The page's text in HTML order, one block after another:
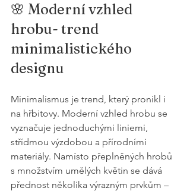
🌸 Moderní vzhled
hrobu- trend
minimalistického
designu
Minimalismus je trend, který pronikl i
na hřbitovy. Moderní vzhled hrobu se
vyznačuje jednoduchými liniemi,
střídmou výzdobou a přírodními
materiály. Namísto přeplněných hrobů
s množstvím umělých květin se dává
přednost několika výrazným prvkům –